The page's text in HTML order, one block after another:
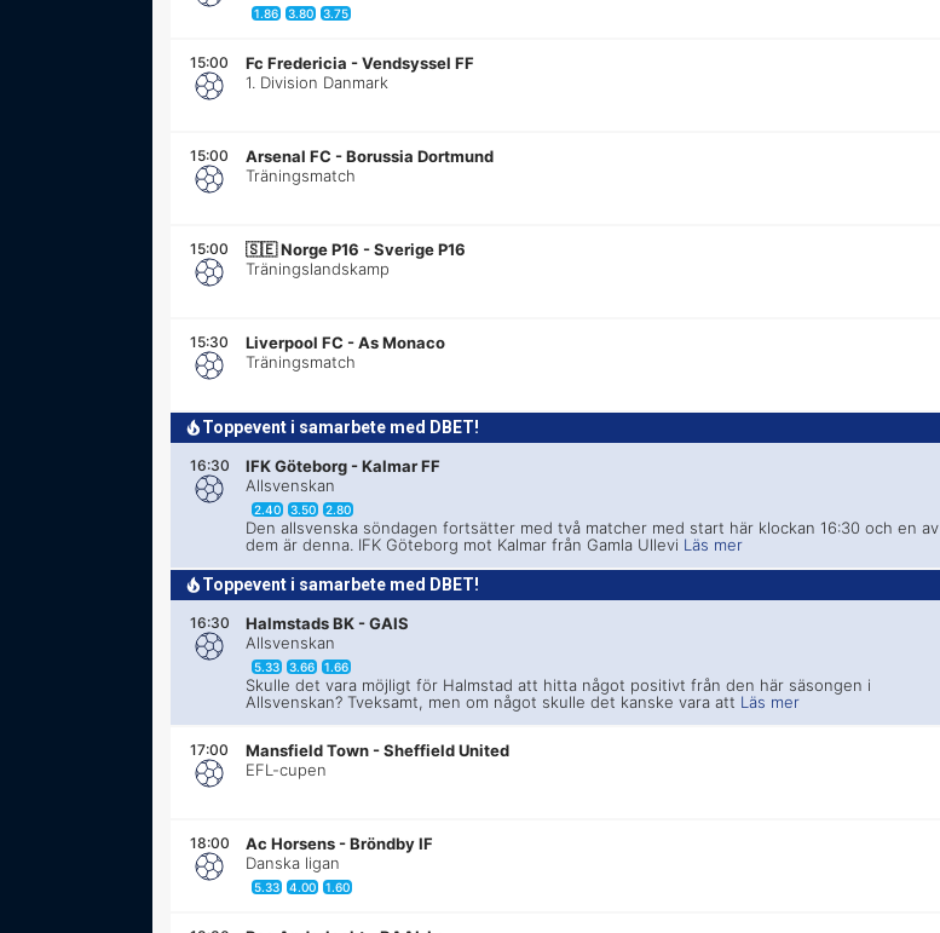
1.86 3.80 3.75
15:00 Fc Fredericia -Vendsyssel FF
1. Division Danmark
15:00 Arsenal FC -Borussia Dortmund
Träningsmatch
15:00 🇸🇪Norge P16 - Sverige P16
Träningslandskamp
15:30 Liverpool FC -As Monaco
Träningsmatch
Toppevent i samarbete med DBET!
16:30 IFK Göteborg -Kalmar FF
Allsvenskan
2.40 3.50 2.80
Den allsvenska söndagen fortsätter med två matcher med start här klockan 16:30 och en av
dem är denna. IFK Göteborg mot Kalmar från Gamla Ullevi Läs mer
Toppevent i samarbete med DBET!
16:30 Halmstads BK -GAIS
Allsvenskan
5.33 3.66 1.66
Skulle det vara möjligt för Halmstad att hitta något positivt från den här säsongen i
Allsvenskan? Tveksamt, men om något skulle det kanske vara att Läs mer
17:00 Mansfield Town -Sheffield United
EFL-cupen
18:00 Ac Horsens -Bröndby IF
Danska ligan
5.33 4.00 1.60